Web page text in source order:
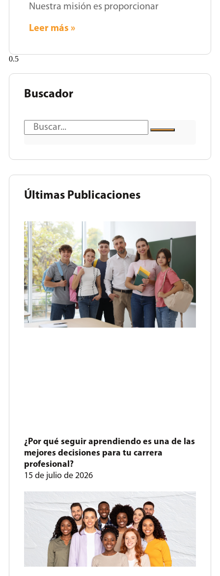
Nuestra misión es proporcionar
Leer más »
Buscador
Últimas Publicaciones
¿Por qué seguir aprendiendo es una de las
mejores decisiones para tu carrera
profesional?
15 de julio de 2026